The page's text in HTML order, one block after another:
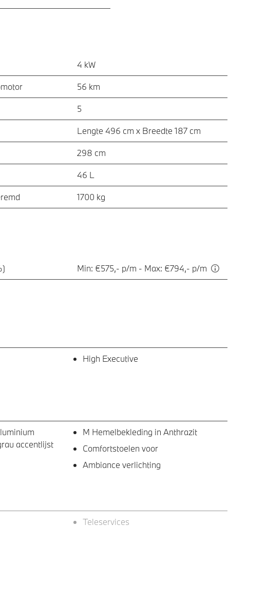
4 kW
56 km
5
Lengte 496 cm x Breedte 187 cm
298 cm
46 L
1700 kg
Min: €575,- p/m - Max: €794,- p/m
High Executive
accentlijst
M Hemelbekleding in Anthrazit
Comfortstoelen voor
Ambiance verlichting
Teleservices